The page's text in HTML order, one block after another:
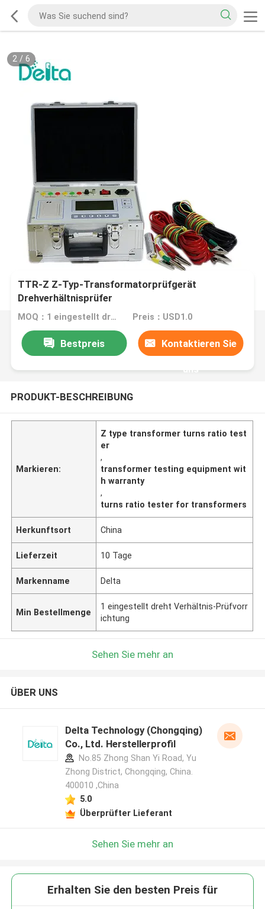
2/ 6
TTR-Z Z-Typ-Transformatorprüfgerät
Drehverhältnisprüfer
MOQ：1 eingestellt dreht Verhältnis-Prüfvorrichtung Preis：USD1.0
Bestpreis Kontaktieren Sie
uns
PRODUKT-BESCHREIBUNG
Markieren:
Z type transformer turns ratio test
er
,
transformer testing equipment wit
h warranty
,
turns ratio tester for transformers
Herkunftsort China
Lieferzeit 10 Tage
Markenname Delta
Min Bestellmenge
1 eingestellt dreht Verhältnis-Prüfvorr
ichtung
Sehen Sie mehr an
ÜBER UNS
Delta Technology (Chongqing)
Co., Ltd. Herstellerprofil
No.85 Zhong Shan Yi Road, Yu
Zhong District, Chongqing, China.
400010 ,China
5.0
Überprüfter Lieferant
Sehen Sie mehr an
Erhalten Sie den besten Preis für